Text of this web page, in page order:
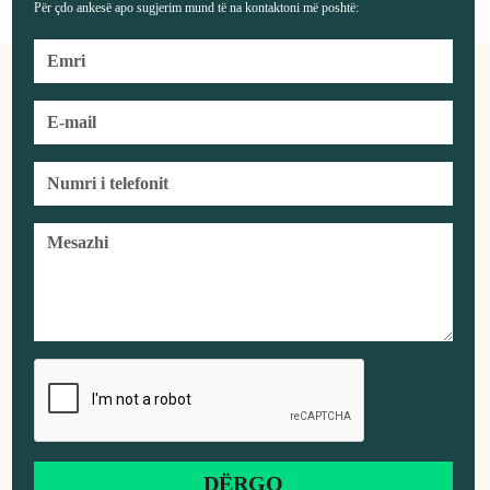
Për çdo ankesë apo sugjerim mund të na kontaktoni më poshtë: